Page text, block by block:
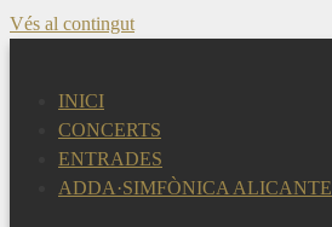
Vés al contingut
INICI
CONCERTS
ENTRADES
ADDA·SIMFÒNICA ALICANTE